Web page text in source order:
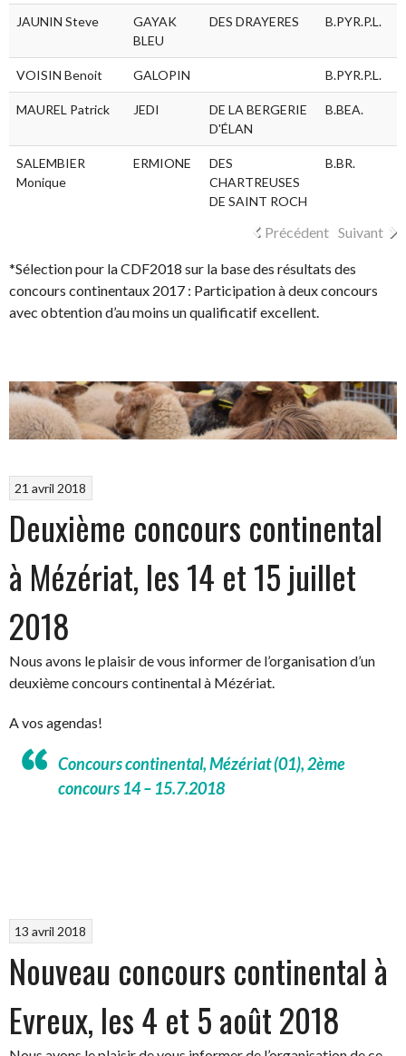
JAUNIN Steve
GAYAK
BLEU
DES DRAYERES B.PYR.P.L.
VOISIN Benoit GALOPIN B.PYR.P.L.
MAUREL Patrick JEDI
DE LA BERGERIE
D'ÉLAN
B.BEA.
SALEMBIER
Monique
ERMIONE
DES
CHARTREUSES
DE SAINT ROCH
B.BR.
Précédent Suivant
*Sélection pour la CDF2018 sur la base des résultats des
concours continentaux 2017 : Participation à deux concours
avec obtention d’au moins un qualificatif excellent.
21 avril 2018
Deuxième concours continental
à Mézériat, les 14 et 15 juillet
2018
Nous avons le plaisir de vous informer de l’organisation d’un
deuxième concours continental à Mézériat.
A vos agendas!
Concours continental, Mézériat (01), 2ème
concours 14 – 15.7.2018
13 avril 2018
Nouveau concours continental à
Evreux, les 4 et 5 août 2018